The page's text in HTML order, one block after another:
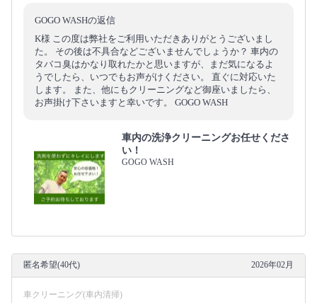
GOGO WASHの返信
K様 この度は弊社をご利用いただきありがとうございまし
た。 その後は不具合などございませんでしょうか？ 車内の
タバコ臭はかなり取れたかと思いますが、まだ気になるよ
うでしたら、いつでもお声がけください。 直ぐに対応いた
します。 また、他にもクリーニングなど御座いましたら、
お声掛け下さいますと幸いです。 GOGO WASH
車内の洗浄クリーニングお任せくださ
い！
GOGO WASH
匿名希望(40代) 2026年02月
車クリーニング(車内清掃)